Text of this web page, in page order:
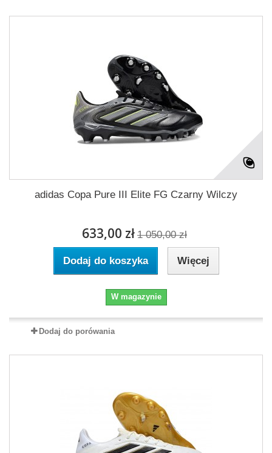
adidas Copa Pure III Elite FG Czarny Wilczy
633,00 zł 1 050,00 zł
Dodaj do koszyka Więcej
W magazynie
Dodaj do porówania